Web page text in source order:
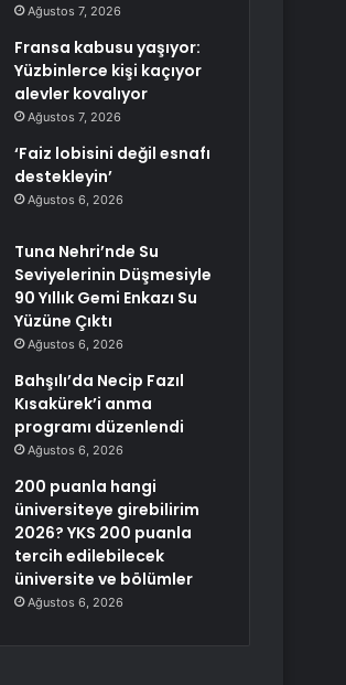
Ağustos 7, 2026
Fransa kabusu yaşıyor:
Yüzbinlerce kişi kaçıyor
alevler kovalıyor
Ağustos 7, 2026
‘Faiz lobisini değil esnafı
destekleyin’
Ağustos 6, 2026
Tuna Nehri’nde Su
Seviyelerinin Düşmesiyle
90 Yıllık Gemi Enkazı Su
Yüzüne Çıktı
Ağustos 6, 2026
Bahşılı’da Necip Fazıl
Kısakürek’i anma
programı düzenlendi
Ağustos 6, 2026
200 puanla hangi
üniversiteye girebilirim
2026? YKS 200 puanla
tercih edilebilecek
üniversite ve bölümler
Ağustos 6, 2026